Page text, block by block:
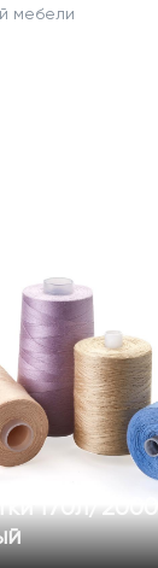
мебели
170л/2000